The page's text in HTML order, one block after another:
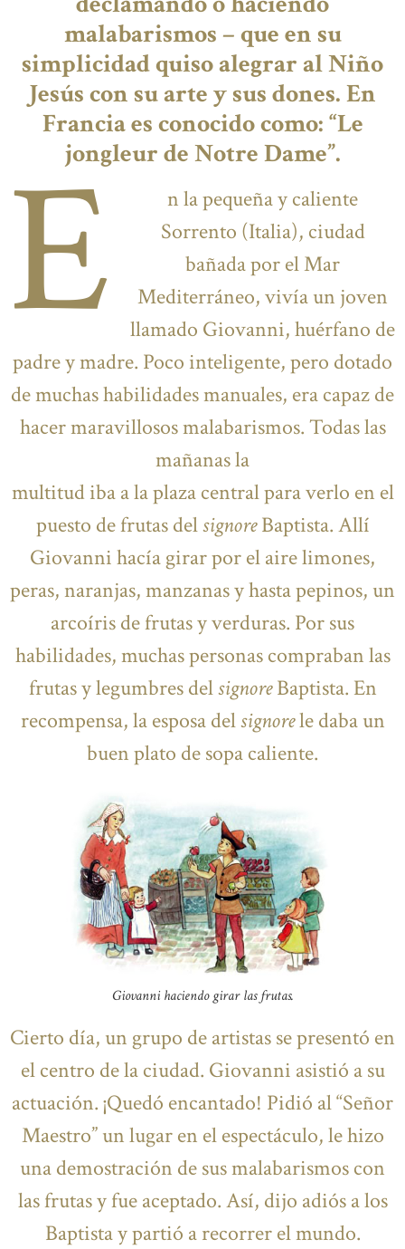
malabarismos – que en su
simplicidad quiso alegrar al Niño
Jesús con su arte y sus dones. En
Francia es conocido como: “Le
jongleur de Notre Dame”.
E
n la pequeña y caliente
Sorrento (Italia), ciudad
bañada por el Mar
Mediterráneo, vivía un joven
llamado Giovanni, huérfano de
padre y madre. Poco inteligente, pero dotado
de muchas habilidades manuales, era capaz de
hacer maravillosos malabarismos. Todas las
mañanas la
multitud iba a la plaza central para verlo en el
puesto de frutas delsignoreBaptista. Allí
Giovanni hacía girar por el aire limones,
peras, naranjas, manzanas y hasta pepinos, un
arcoíris de frutas y verduras. Por sus
habilidades, muchas personas compraban las
frutas y legumbres delsignoreBaptista. En
recompensa, la esposa delsignorele daba un
buen plato de sopa caliente.
Giovanni haciendo girar las frutas.
Cierto día, un grupo de artistas se presentó en
el centro de la ciudad. Giovanni asistió a su
actuación. ¡Quedó encantado! Pidió al “Señor
Maestro” un lugar en el espectáculo, le hizo
una demostración de sus malabarismos con
las frutas y fue aceptado. Así, dijo adiós a los
Baptista y partió a recorrer el mundo.